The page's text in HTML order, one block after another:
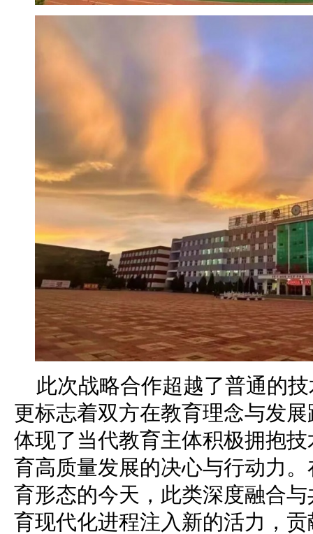
此次战略合作超越了普通的
更标志着双方在教育理念与发
体现了当代教育主体积极拥抱
育高质量发展的决心与行动力
育形态的今天，此类深度融合
育现代化进程注入新的活力，